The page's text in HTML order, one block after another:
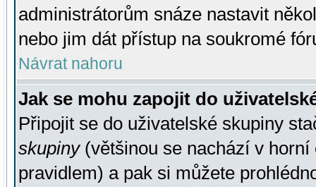
administrátorům snáze nastavit
nebo jim dát přístup na soukromé
Návrat nahoru
Jak se mohu zapojit do
Připojit se do uživatelské skupiny
skupiny(většinou se nachází v horní
pravidlem) a pak si můžete